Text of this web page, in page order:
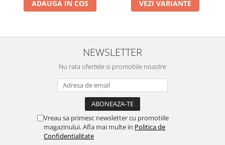
Secventialitate
Stiinte
Mărgele de călcat HAMA
Hama Maxi Sticks
Margele HAMA MAXI
Mărgele HAMA MIDI
Perceperea timpului - TimeTimer
Stimulare senzoriala
ADAUGA IN COS VEZI VARIANTE
NEWSLETTER
Nu rata ofertele si promotiile noastre
Vreau sa primesc newsletter cu promotiile
magazinului. Afla mai multe in Politica de
Confidentialitate